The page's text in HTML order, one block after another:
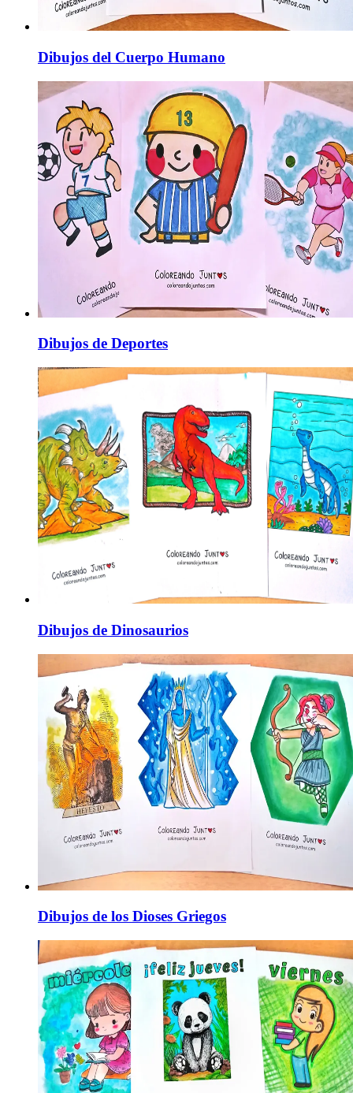
Dibujos del Cuerpo Humano
Dibujos de Deportes
Dibujos de Dinosaurios
Dibujos de los Dioses Griegos